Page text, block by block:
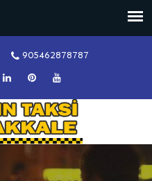
905462878787